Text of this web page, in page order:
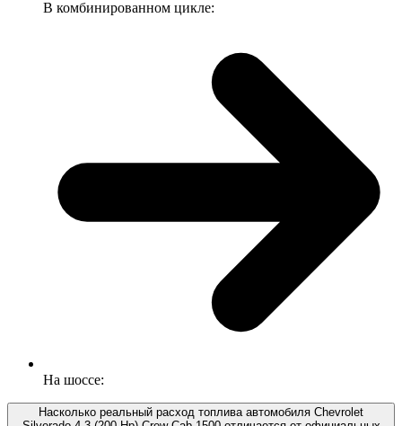
В комбинированном цикле:
На шоссе:
Насколько реальный расход топлива автомобиля Chevrolet